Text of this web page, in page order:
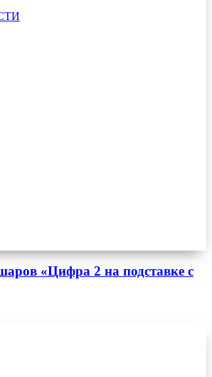
«Цифра 2 на подставке с